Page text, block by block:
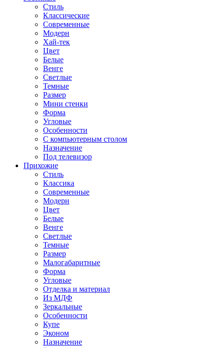
Стиль
Классические
Современные
Модерн
Хай-тек
Цвет
Белые
Венге
Светлые
Темные
Размер
Мини стенки
Форма
Угловые
Особенности
С компьютерным столом
Назначение
Под телевизор
Прихожие
Стиль
Классика
Современные
Модерн
Цвет
Белые
Венге
Светлые
Темные
Размер
Малогабаритные
Форма
Угловые
Отделка и материал
Из МДФ
Зеркальные
Особенности
Купе
Эконом
Назначение